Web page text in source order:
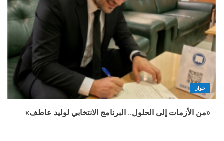
حوار
«من الأزمات إلى الحلول.. البرنامج الانتخابي لوليد عاطف»